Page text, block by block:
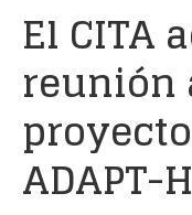
El CITA
reunión
ADAPT-